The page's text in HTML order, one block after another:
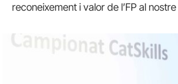
reconeixement i valor de l’FP al